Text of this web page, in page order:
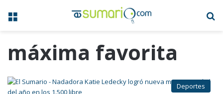
Menú
máxima favorita
Deportes